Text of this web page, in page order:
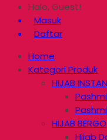
Halo, Guest!
Masuk
Daftar
Home
Kategori Produk
HIJAB INSTAN
HIJAB BERGO
Hijab